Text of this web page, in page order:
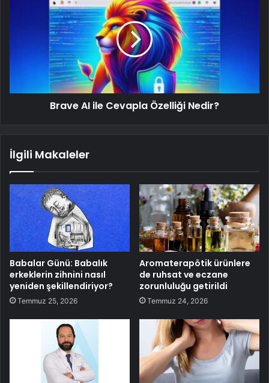
Brave AI ile Cevapla Özelliği Nedir?
İlgili Makaleler
Babalar Günü: Babalık
erkeklerin zihnini nasıl
yeniden şekillendiriyor?
Temmuz 25, 2026
Aromaterapötik ürünlere
de ruhsat ve eczane
zorunluluğu getirildi
Temmuz 24, 2026